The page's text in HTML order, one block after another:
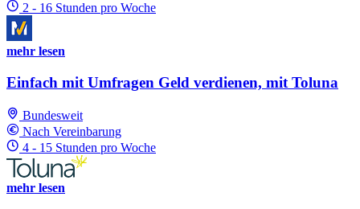
2 - 16 Stunden pro Woche
mehr lesen
Einfach mit Umfragen Geld verdienen, mit Toluna
Bundesweit
Nach Vereinbarung
4 - 15 Stunden pro Woche
mehr lesen